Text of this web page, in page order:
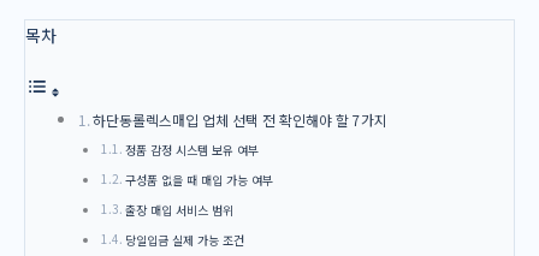
목차
하단동롤렉스매입 업체 선택 전 확인해야 할 7가지
정품 감정 시스템 보유 여부
구성품 없을 때 매입 가능 여부
출장 매입 서비스 범위
당일입금 실제 가능 조건